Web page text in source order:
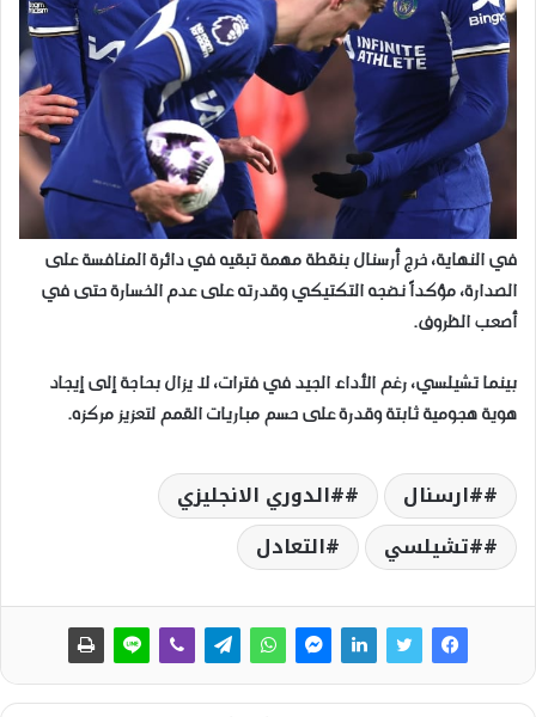
في النهاية، خرج أرسنال بنقطة مهمة تبقيه في دائرة المنافسة على
الصدارة، مؤكداً نضجه التكتيكي وقدرته على عدم الخسارة حتى في
أصعب الظروف.
بينما تشيلسي، رغم الأداء الجيد في فترات، لا يزال بحاجة إلى إيجاد
هوية هجومية ثابتة وقدرة على حسم مباريات القمم لتعزيز مركزه.
#ارسنال
#الدوري الانجليزي
#تشيلسي
التعادل